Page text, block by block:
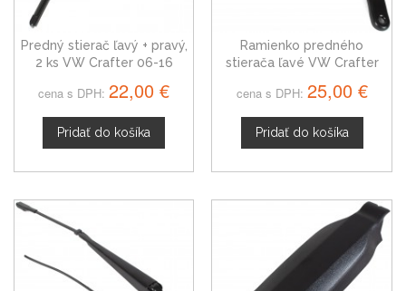
Predný stierač ľavý + pravý,
2 ks VW Crafter 06-16
cena s DPH: 22,00 €
Pridať do košíka
Ramienko predného
stierača ľavé VW Crafter
cena s DPH: 25,00 €
Pridať do košíka